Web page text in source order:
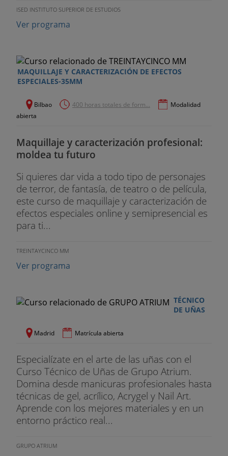
ISED INSTITUTO SUPERIOR DE ESTUDIOS
Ver programa
MAQUILLAJE Y CARACTERIZACIÓN DE EFECTOS
ESPECIALES-35MM
Bilbao 400 horas totales de form...
Modalidad
abierta
Maquillaje y caracterización profesional:
moldea tu futuro
Si quieres dar vida a todo tipo de personajes
de terror, de fantasía, de teatro o de película,
este curso de maquillaje y caracterización de
efectos especiales online y semipresencial es
para ti...
TREINTAYCINCO MM
Ver programa
TÉCNICO
DE UÑAS
Madrid Matrícula abierta
Especialízate en el arte de las uñas con el
Curso Técnico de Uñas de Grupo Atrium.
Domina desde manicuras profesionales hasta
técnicas de gel, acrílico, Acrygel y Nail Art.
Aprende con los mejores materiales y en un
entorno práctico real...
GRUPO ATRIUM